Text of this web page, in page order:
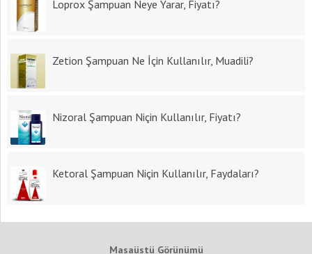
Loprox Şampuan Neye Yarar, Fiyatı?
Zetion Şampuan Ne İçin Kullanılır, Muadili?
Nizoral Şampuan Niçin Kullanılır, Fiyatı?
Ketoral Şampuan Niçin Kullanılır, Faydaları?
Masaüstü Görünümü